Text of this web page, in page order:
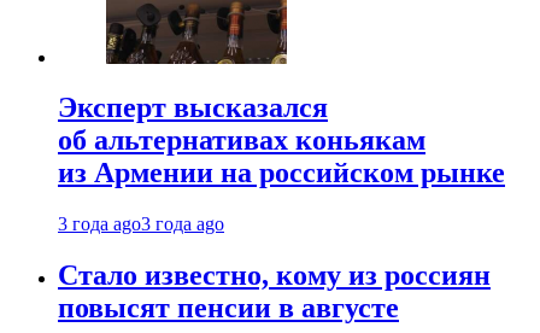
Эксперт высказался
об альтернативах коньякам
из Армении на российском рынке
3 года ago3 года ago
Стало известно, кому из россиян
повысят пенсии в августе